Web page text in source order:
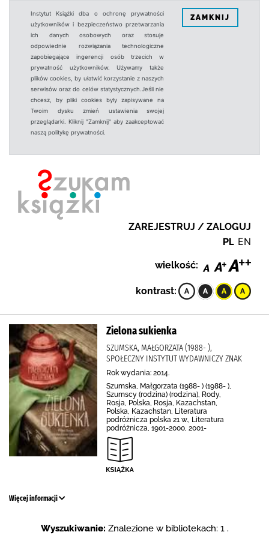
Instytut Książki dba o ochronę prywatności
użytkowników i bezpieczeństwo przetwarzania
ich danych osobowych oraz stosuje
odpowiednie rozwiązania technologiczne
zapobiegające ingerencji osób trzecich w
prywatność użytkowników. Używamy także
plików cookies, by ułatwić korzystanie z naszych
serwisów oraz do celów statystycznych.Jeśli nie
chcesz, by pliki cookies były zapisywane na
Twoim dysku zmień ustawienia swojej
przeglądarki. Kliknij "Zamknij" aby zaakceptować
naszą politykę prywatności.
ZAMKNIJ
ZAREJESTRUJ / ZALOGUJ
PL EN
wielkość:
kontrast:
Zielona sukienka
SZUMSKA, MAŁGORZATA (1988- ),
SPOŁECZNY INSTYTUT WYDAWNICZY ZNAK
Rok wydania: 2014.
Szumska, Małgorzata (1988- ) (1988- ),
Szumscy (rodzina) (rodzina), Rody,
Rosja, Polska, Rosja, Kazachstan,
Polska, Kazachstan, Literatura
podróżnicza polska 21 w., Literatura
podróżnicza, 1901-2000, 2001-
Więcej informacji
Wyszukiwanie: Znalezione w bibliotekach: 1 .